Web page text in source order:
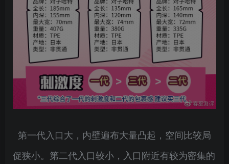
第一代入口大，内壁遍布大量凸起，空间比较局
促狭小。第二代入口较小，入口附近有较为密集的